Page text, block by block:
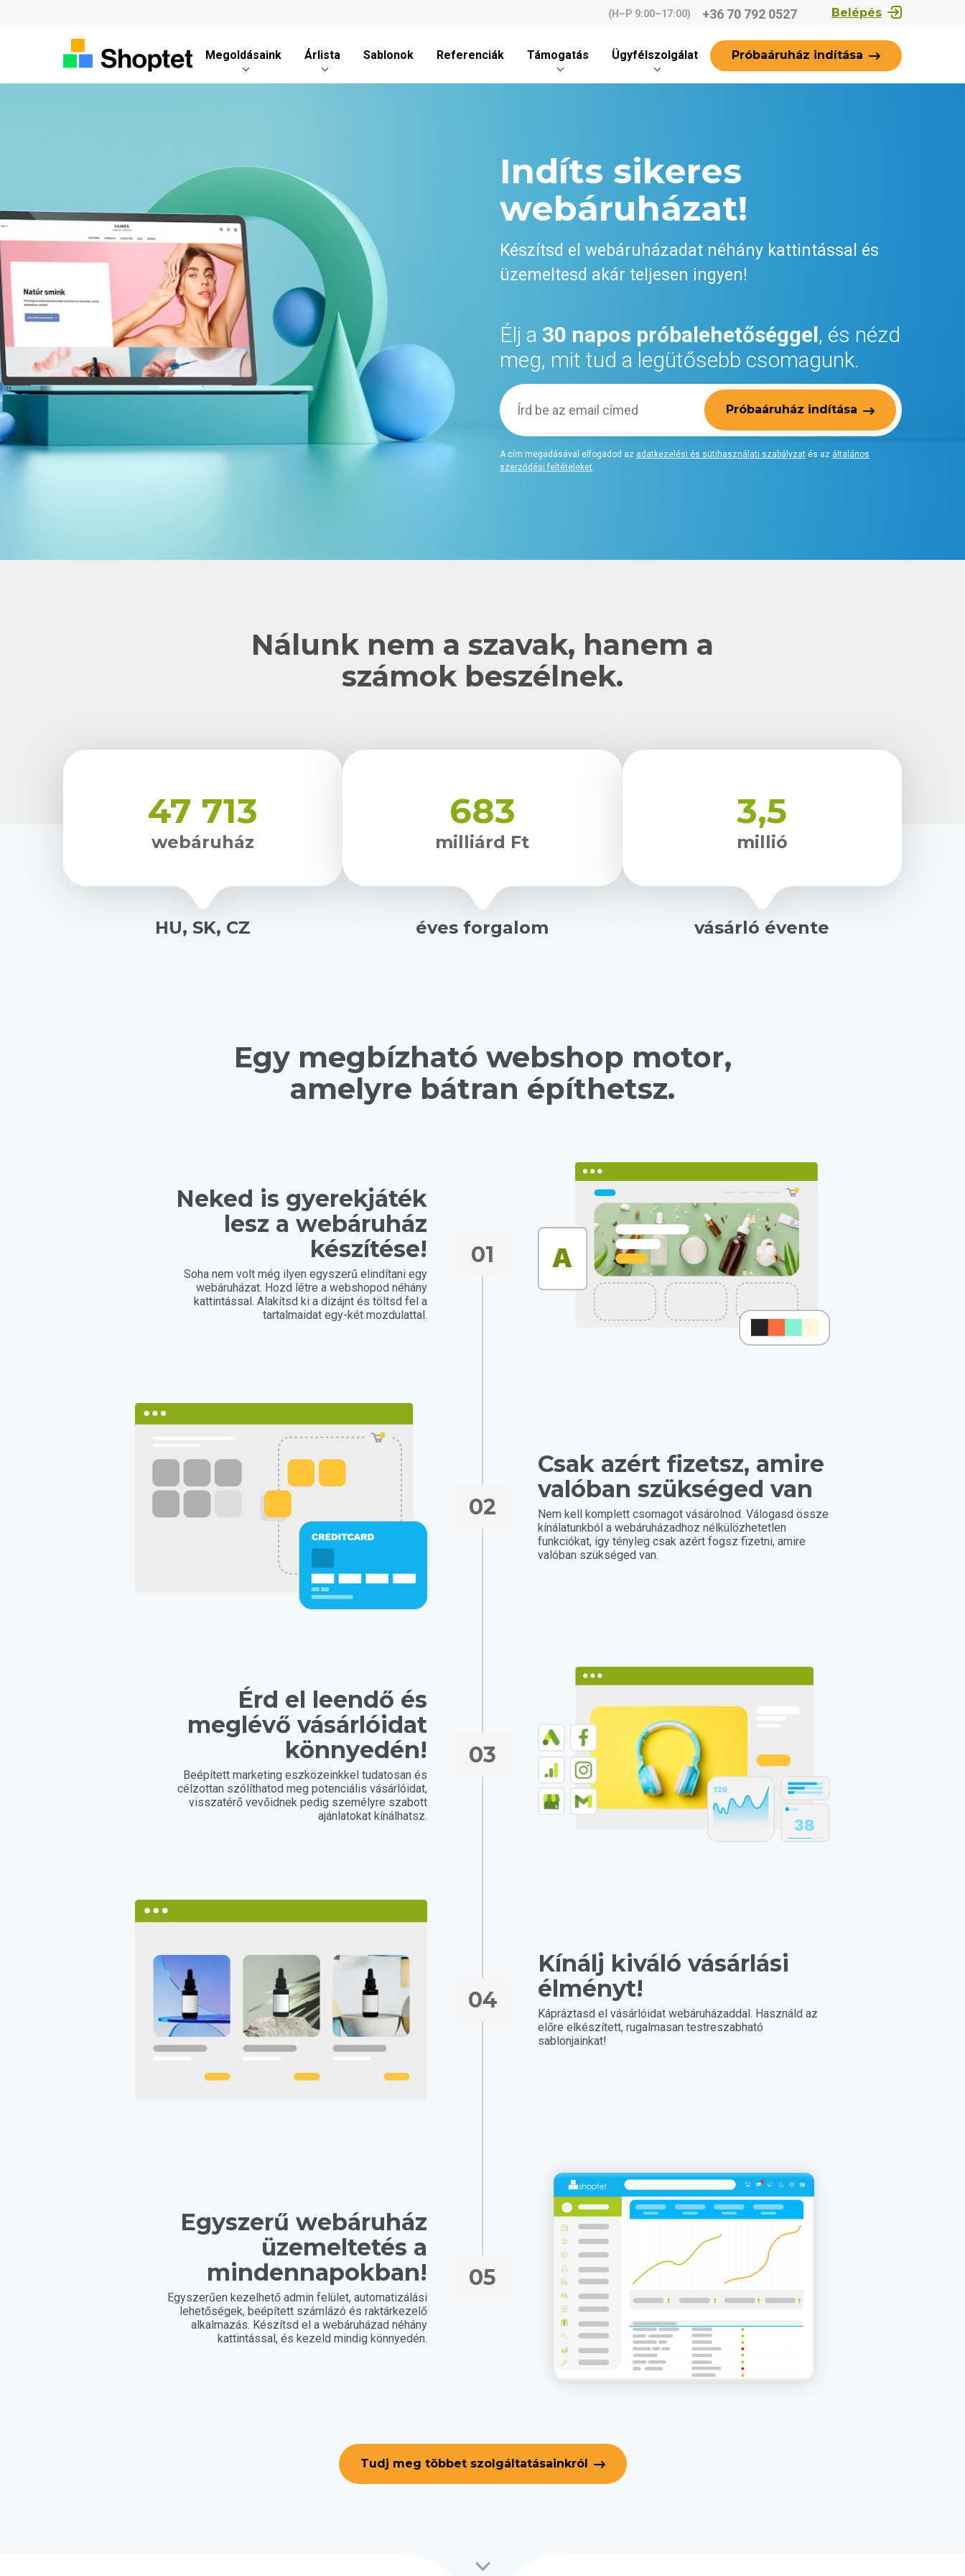
(H–P 9:00–17:00) +36 70 792 0527 Belépés
Megoldásaink Árlista Sablonok Referenciák Támogatás Ügyfélszolgálat Próbaáruház indítása
Indíts sikeres
webáruházat!
Készítsd el webáruházadat néhány kattintással és
üzemeltesd akár teljesen ingyen!
Élj a 30 napos próbalehetőséggel, és nézd
meg, mit tud a legütősebb csomagunk.
Próbaáruház indítása
A cím megadásával elfogadod az adatkezelési és sütihasználati szabályzat és az általános
szerződési feltételeket
Nálunk nem a szavak, hanem a
számok beszélnek.
47 713
webáruház
HU, SK, CZ
683
milliárd Ft
éves forgalom
3,5
millió
vásárló évente
Egy megbízható webshop motor,
amelyre bátran építhetsz.
01
Neked is gyerekjáték
lesz a webáruház
készítése!
Soha nem volt még ilyen egyszerű elindítani egy
webáruházat. Hozd létre a webshopod néhány
kattintással. Alakítsd ki a dizájnt és töltsd fel a
tartalmaidat egy-két mozdulattal.
02
Csak azért fizetsz, amire
valóban szükséged van
Nem kell komplett csomagot vásárolnod. Válogasd össze
kínálatunkból a webáruházadhoz nélkülözhetetlen
funkciókat, így tényleg csak azért fogsz fizetni, amire
valóban szükséged van.
03
Érd el leendő és
meglévő vásárlóidat
könnyedén!
Beépített marketing eszközeinkkel tudatosan és
célzottan szólíthatod meg potenciális vásárlóidat,
visszatérő vevőidnek pedig személyre szabott
ajánlatokat kínálhatsz.
04
Kínálj kiváló vásárlási
élményt!
Kápráztasd el vásárlóidat webáruházaddal. Használd az
előre elkészített, rugalmasan testreszabható
sablonjainkat!
05
Egyszerű webáruház
üzemeltetés a
mindennapokban!
Egyszerűen kezelhető admin felület, automatizálási
lehetőségek, beépített számlázó és raktárkezelő
alkalmazás. Készítsd el a webáruházad néhány
kattintással, és kezeld mindig könnyedén.
Tudj meg többet szolgáltatásainkról